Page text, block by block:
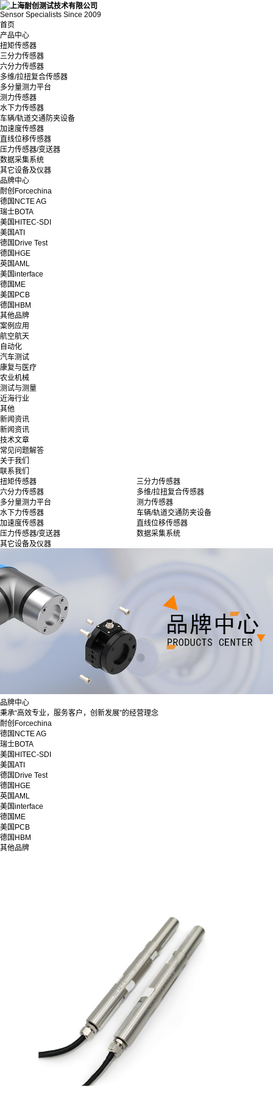
Sensor Specialists Since 2009
首页
产品中心
扭矩传感器
三分力传感器
六分力传感器
多维/拉扭复合传感器
多分量测力平台
测力传感器
水下力传感器
车辆/轨道交通防夹设备
加速度传感器
直线位移传感器
压力传感器/变送器
数据采集系统
其它设备及仪器
品牌中心
耐创Forcechina
德国NCTE AG
瑞士BOTA
美国HITEC-SDI
美国ATI
德国Drive Test
德国HGE
英国AML
美国interface
德国ME
美国PCB
德国HBM
其他品牌
案例应用
航空航天
自动化
汽车测试
康复与医疗
农业机械
测试与测量
近海行业
其他
新闻资讯
新闻资讯
技术文章
常见问题解答
关于我们
联系我们
扭矩传感器
三分力传感器
六分力传感器
多维/拉扭复合传感器
多分量测力平台
测力传感器
水下力传感器
车辆/轨道交通防夹设备
加速度传感器
直线位移传感器
压力传感器/变送器
数据采集系统
其它设备及仪器
品牌中心
秉承“高效专业，服务客户，创新发展”的经营理念
耐创Forcechina
德国NCTE AG
瑞士BOTA
美国HITEC-SDI
美国ATI
德国Drive Test
德国HGE
英国AML
美国interface
德国ME
美国PCB
德国HBM
其他品牌